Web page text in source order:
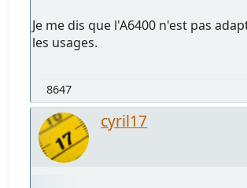
Je me dis que l'A6400 n'est pas
les usages.
8647
cyril17